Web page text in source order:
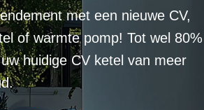
met een nieuwe CV,
of warmte pomp! Tot wel 80%
huidige CV ketel van meer